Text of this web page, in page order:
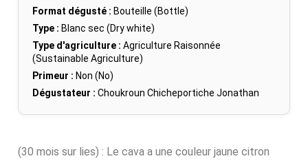
Format dégusté : Bouteille (Bottle)
Type : Blanc sec (Dry white)
Type d'agriculture : Agriculture Raisonnée
(Sustainable Agriculture)
Primeur : Non (No)
Dégustateur : Choukroun Chicheportiche Jonathan
(30 mois sur lies) : Le cava a une couleur jaune citron